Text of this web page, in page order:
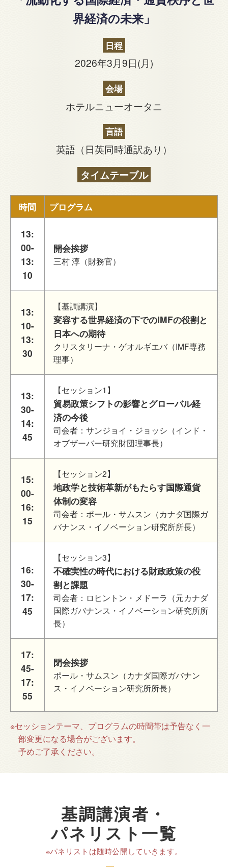
界経済の未来」
日程
2026年3月9日(月)
会場
ホテルニューオータニ
言語
英語（日英同時通訳あり）
タイムテーブル
時間 プログラム
13:
00-
13:
10
開会挨拶
三村 淳（財務官）
13:
10-
13:
30
【基調講演】
変容する世界経済の下でのIMFの役割と
日本への期待
クリスタリーナ・ゲオルギエバ（IMF専務
理事）
13:
30-
14:
45
【セッション1】
貿易政策シフトの影響とグローバル経
済の今後
司会者：サンジョイ・ジョッシ（インド・
オブザーバー研究財団理事長）
15:
00-
16:
15
【セッション2】
地政学と技術革新がもたらす国際通貨
体制の変容
司会者：ポール・サムスン（カナダ国際ガ
バナンス・イノベーション研究所所長）
16:
30-
17:
45
【セッション3】
不確実性の時代における財政政策の役
割と課題
司会者：ロヒントン・メドーラ（元カナダ
国際ガバナンス・イノベーション研究所所
長）
17:
45-
17:
55
閉会挨拶
ポール・サムスン（カナダ国際ガバナン
ス・イノベーション研究所所長）
※セッションテーマ、プログラムの時間帯は予告なく一
部変更になる場合がございます。
予めご了承ください。
基調講演者・
パネリスト一覧
※パネリストは随時公開していきます。